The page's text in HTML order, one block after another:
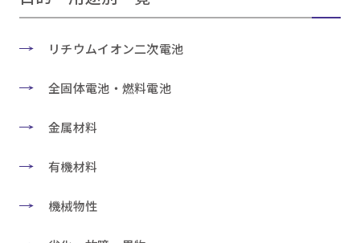
リチウムイオン二次電池
全固体電池・燃料電池
金属材料
有機材料
機械物性